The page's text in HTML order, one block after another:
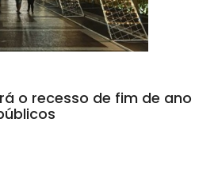
o recesso de fim de ano